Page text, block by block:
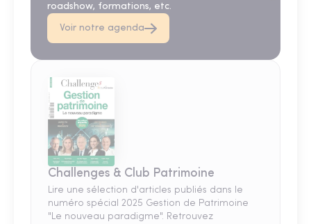
roadshow, formations, etc.
Voir notre agenda
Challenges & Club Patrimoine
Lire une sélection d'articles publiés dans le
numéro spécial 2025 Gestion de Patrimoine
"Le nouveau paradigme". Retrouvez